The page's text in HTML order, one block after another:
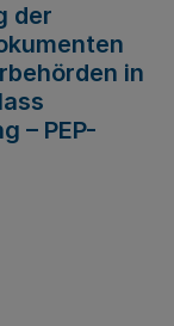
der
in
– PEP-